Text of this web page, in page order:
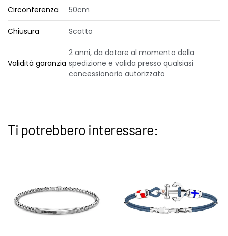
Circonferenza 50cm
Chiusura Scatto
Validità garanzia
2 anni, da datare al momento della
spedizione e valida presso qualsiasi
concessionario autorizzato
Ti potrebbero interessare: